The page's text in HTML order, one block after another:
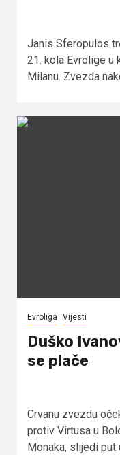
Janis Sferopulos
21. kola Evrolige u
Milanu. Zvezda
Evroliga Vijesti
Duško
se plače
Crvanu zvezdu
protiv Virtusa u
Monaka, slijedi put